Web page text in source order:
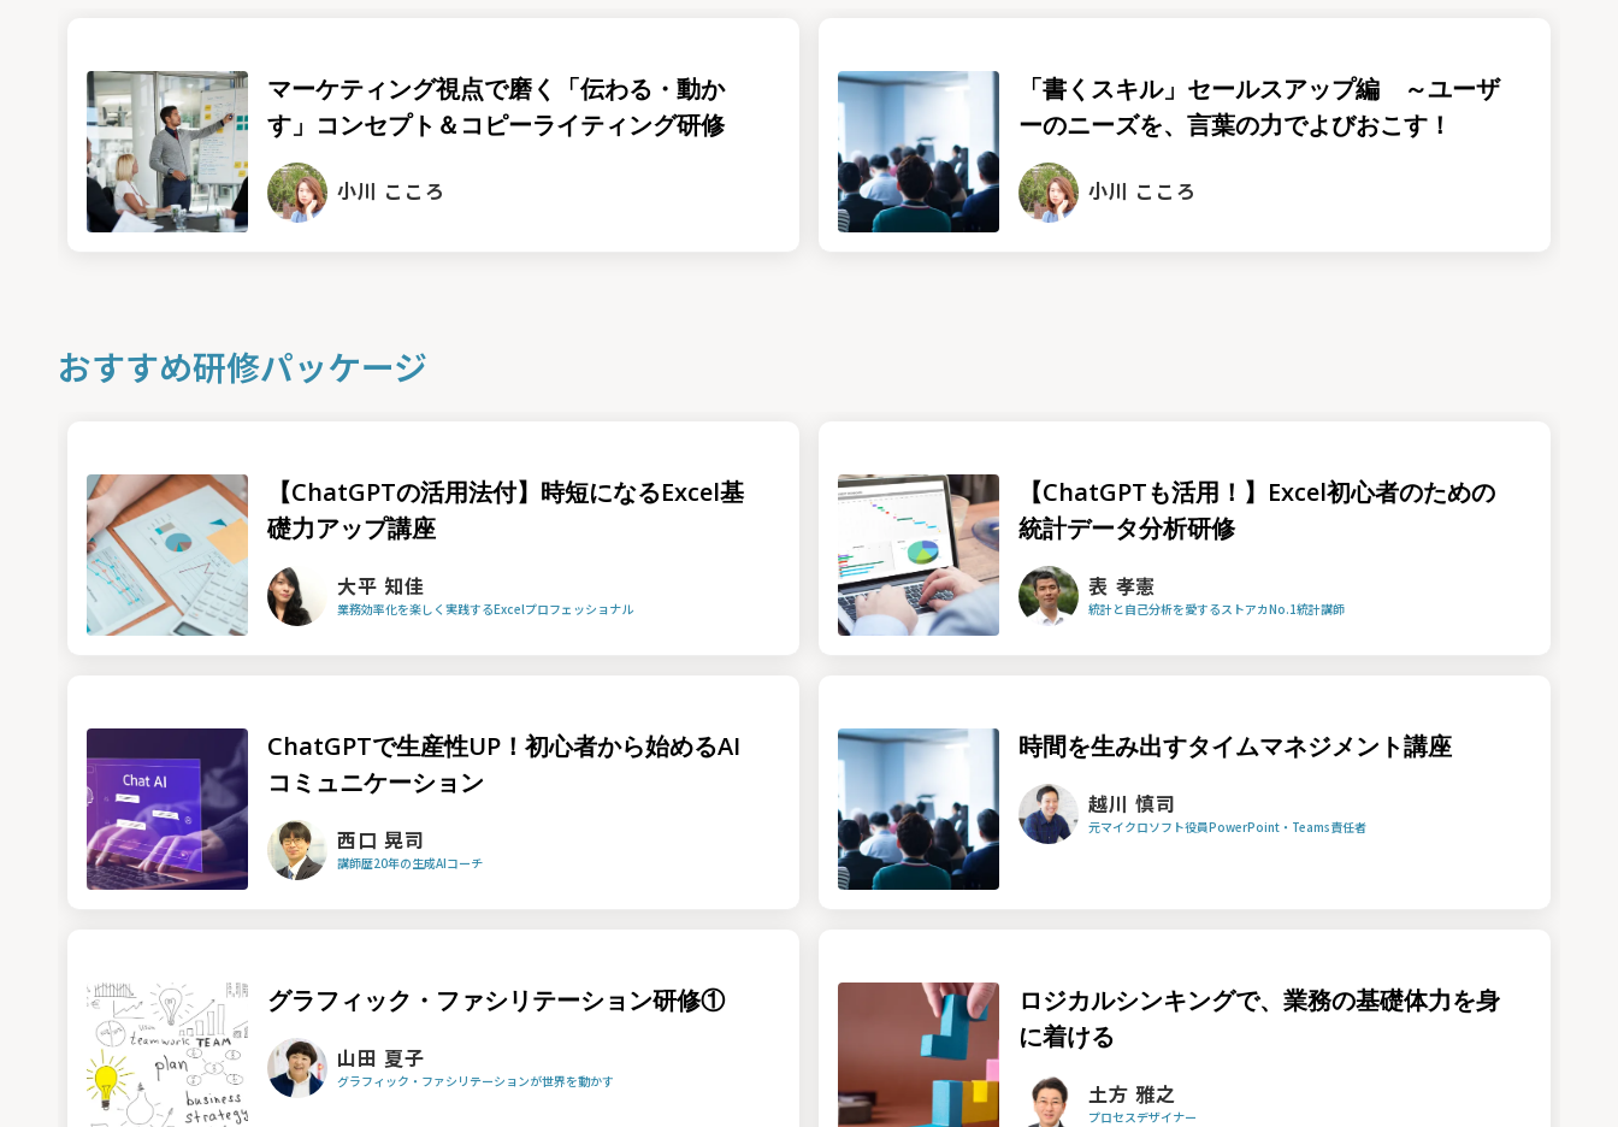
マーケティング視点で磨く「伝わる・動か
す」コンセプト＆コピーライティング研修
小川 こころ
「書くスキル」セールスアップ編 ～ユーザ
ーのニーズを、言葉の力でよびおこす！
小川 こころ
おすすめ研修パッケージ
【ChatGPTの活用法付】時短になるExcel基
礎力アップ講座
大平 知佳
業務効率化を楽しく実践するExcelプロフェッショナル
【ChatGPTも活用！】Excel初心者のための
統計データ分析研修
表 孝憲
統計と自己分析を愛するストアカNo.1統計講師
ChatGPTで生産性UP！初心者から始めるAI
コミュニケーション
西口 晃司
講師歴20年の生成AIコーチ
時間を生み出すタイムマネジメント講座
越川 慎司
元マイクロソフト役員PowerPoint・Teams責任者
グラフィック・ファシリテーション研修①
山田 夏子
グラフィック・ファシリテーションが世界を動かす
ロジカルシンキングで、業務の基礎体力を身
に着ける
土方 雅之
プロセスデザイナー